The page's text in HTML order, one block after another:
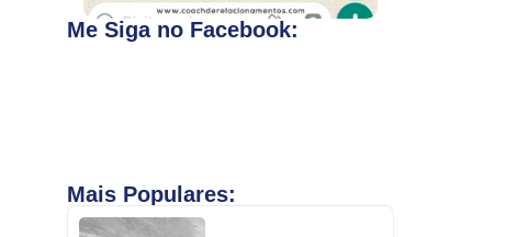
Me Siga no Facebook:
Mais Populares: